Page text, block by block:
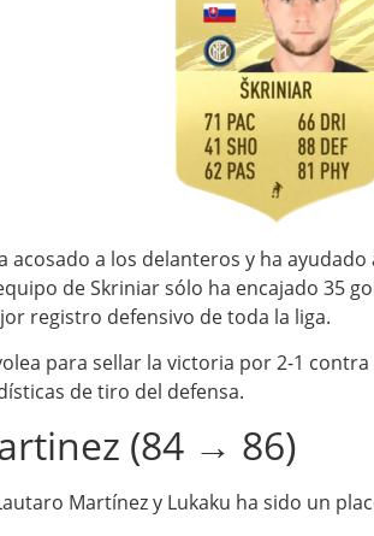
acosado a los delanteros y ha
de Skriniar sólo ha encajado 35
registro defensivo de toda la liga.
para sellar la victoria por 2-1
de tiro del defensa.
(84 → 86)
Martínez y Lukaku ha sido un